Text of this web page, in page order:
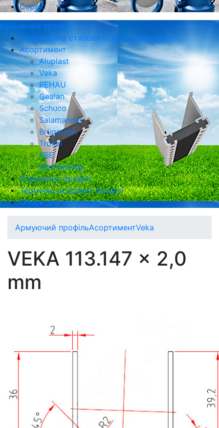
Сервіс
Армуючий профіль
Оцинкована сталева полоса/армування
Асортимент
Aluplast
Veka
REHAU
Gealan
Schuco
Salamander
Brügmann
Trokal
KBE
Kömmerling
Спеціальні профілі
Термічно розділені профілі
Опори для виноградників
Армуючий профільАсортиментVeka
VEKA 113.147 x 2,0
mm